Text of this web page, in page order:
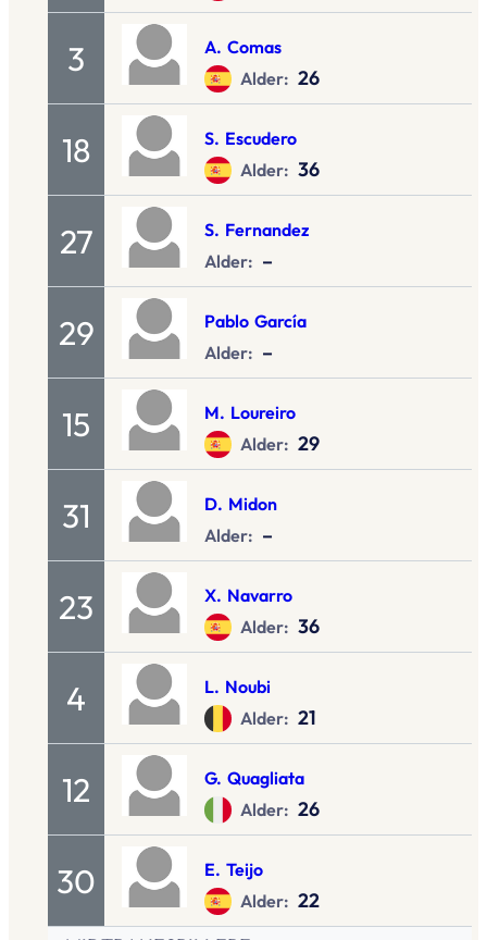
3 A. Comas
Alder: 26
18 S. Escudero
Alder: 36
27 S. Fernandez
Alder: –
29 Pablo García
Alder: –
15 M. Loureiro
Alder: 29
31 D. Midon
Alder: –
23 X. Navarro
Alder: 36
4 L. Noubi
Alder: 21
12 G. Quagliata
Alder: 26
30 E. Teijo
Alder: 22